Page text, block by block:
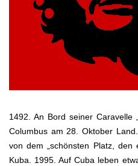
1492. An Bord seiner Caravelle
Columbus am 28. Oktober
von dem „schönsten Platz,
Kuba. 1995. Auf Cuba leben